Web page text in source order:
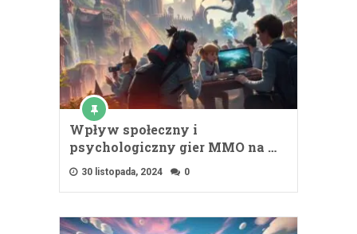
Wpływ społeczny i
psychologiczny gier MMO na …
30 listopada, 2024 0